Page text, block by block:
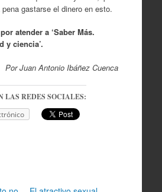
gastarse el dinero en esto.
atender a ‘Saber Más.
y ciencia’.
Por Juan Antonio Ibáñez Cuenca
LAS REDES SOCIALES: